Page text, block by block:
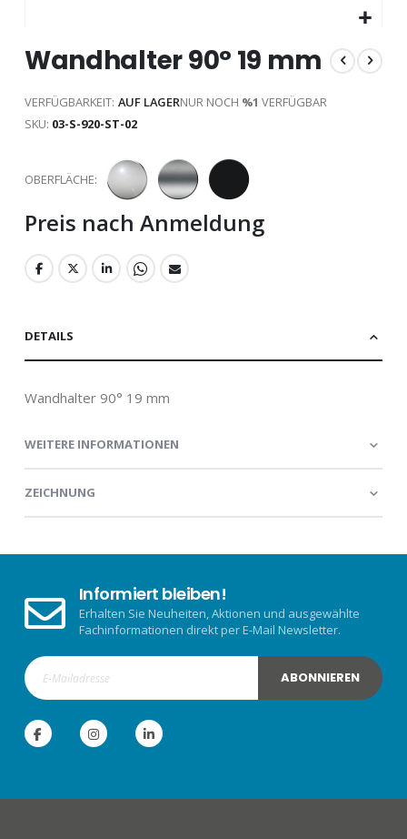
Anfang
der
Bildgalerie
springen
Wandhalter 90° 19 mm
VERFÜGBARKEIT: AUF LAGERNUR NOCH %1 VERFÜGBAR
SKU 03-S-920-ST-02
OBERFLÄCHE
Preis nach Anmeldung
DETAILS
Wandhalter 90° 19 mm
WEITERE INFORMATIONEN
ZEICHNUNG
Informiert bleiben!
Erhalten Sie Neuheiten, Aktionen und ausgewählte
Fachinformationen direkt per E-Mail Newsletter.
ABONNIEREN